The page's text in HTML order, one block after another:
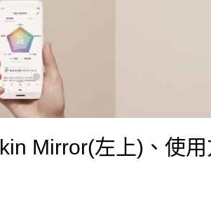
Mirror(左上)、使